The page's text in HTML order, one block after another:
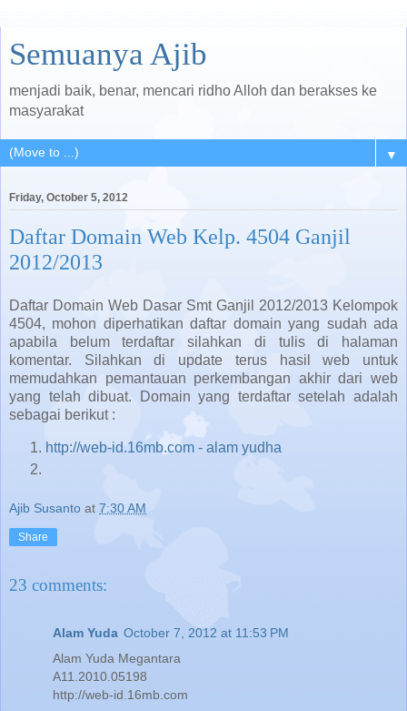
Semuanya Ajib
menjadi baik, benar, mencari ridho Alloh dan berakses ke
masyarakat
▼
Friday, October 5, 2012
Daftar Domain Web Kelp. 4504 Ganjil
2012/2013
Daftar Domain Web Dasar Smt Ganjil 2012/2013 Kelompok
4504, mohon diperhatikan daftar domain yang sudah ada
apabila belum terdaftar silahkan di tulis di halaman
komentar. Silahkan di update terus hasil web untuk
memudahkan pemantauan perkembangan akhir dari web
yang telah dibuat. Domain yang terdaftar setelah adalah
sebagai berikut :
http://web-id.16mb.com - alam yudha
Ajib Susanto at 7:30 AM
Share
23 comments:
Alam Yuda October 7, 2012 at 11:53 PM
Alam Yuda Megantara
A11.2010.05198
http://web-id.16mb.com